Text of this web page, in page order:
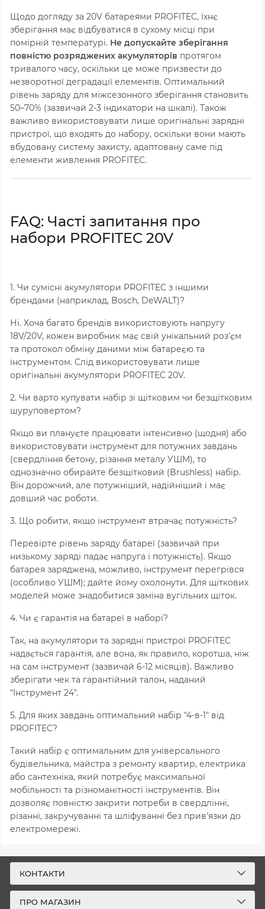
Щодо догляду за 20V батареями PROFITEC, їхнє
зберігання має відбуватися в сухому місці при
помірній температурі. Не допускайте зберігання
повністю розряджених акумуляторів протягом
тривалого часу, оскільки це може призвести до
незворотної деградації елементів. Оптимальний
рівень заряду для міжсезонного зберігання становить
50–70% (зазвичай 2-3 індикатори на шкалі). Також
важливо використовувати лише оригінальні зарядні
пристрої, що входять до набору, оскільки вони мають
вбудовану систему захисту, адаптовану саме під
елементи живлення PROFITEC.
FAQ: Часті запитання про
набори PROFITEC 20V
1. Чи сумісні акумулятори PROFITEC з іншими
брендами (наприклад, Bosch, DeWALT)?
Ні. Хоча багато брендів використовують напругу
18V/20V, кожен виробник має свій унікальний роз'єм
та протокол обміну даними між батареєю та
інструментом. Слід використовувати лише
оригінальні акумулятори PROFITEC 20V.
2. Чи варто купувати набір зі щітковим чи безщітковим
шуруповертом?
Якщо ви плануєте працювати інтенсивно (щодня) або
використовувати інструмент для потужних завдань
(свердління бетону, різання металу УШМ), то
однозначно обирайте безщітковий (Brushless) набір.
Він дорожчий, але потужніший, надійніший і має
довший час роботи.
3. Що робити, якщо інструмент втрачає потужність?
Перевірте рівень заряду батареї (зазвичай при
низькому заряді падає напруга і потужність). Якщо
батарея заряджена, можливо, інструмент перегрівся
(особливо УШМ); дайте йому охолонути. Для щіткових
моделей може знадобитися заміна вугільних щіток.
4. Чи є гарантія на батареї в наборі?
Так, на акумулятори та зарядні пристрої PROFITEC
надається гарантія, але вона, як правило, коротша, ніж
на сам інструмент (зазвичай 6-12 місяців). Важливо
зберігати чек та гарантійний талон, наданий
"Інструмент 24".
5. Для яких завдань оптимальний набір "4-в-1" від
PROFITEC?
Такий набір є оптимальним для універсального
будівельника, майстра з ремонту квартир, електрика
або сантехніка, який потребує максимальної
мобільності та різноманітності інструментів. Він
дозволяє повністю закрити потреби в свердлінні,
різанні, закручуванні та шліфуванні без прив'язки до
електромережі.
КОНТАКТИ
ПРО МАГАЗИН